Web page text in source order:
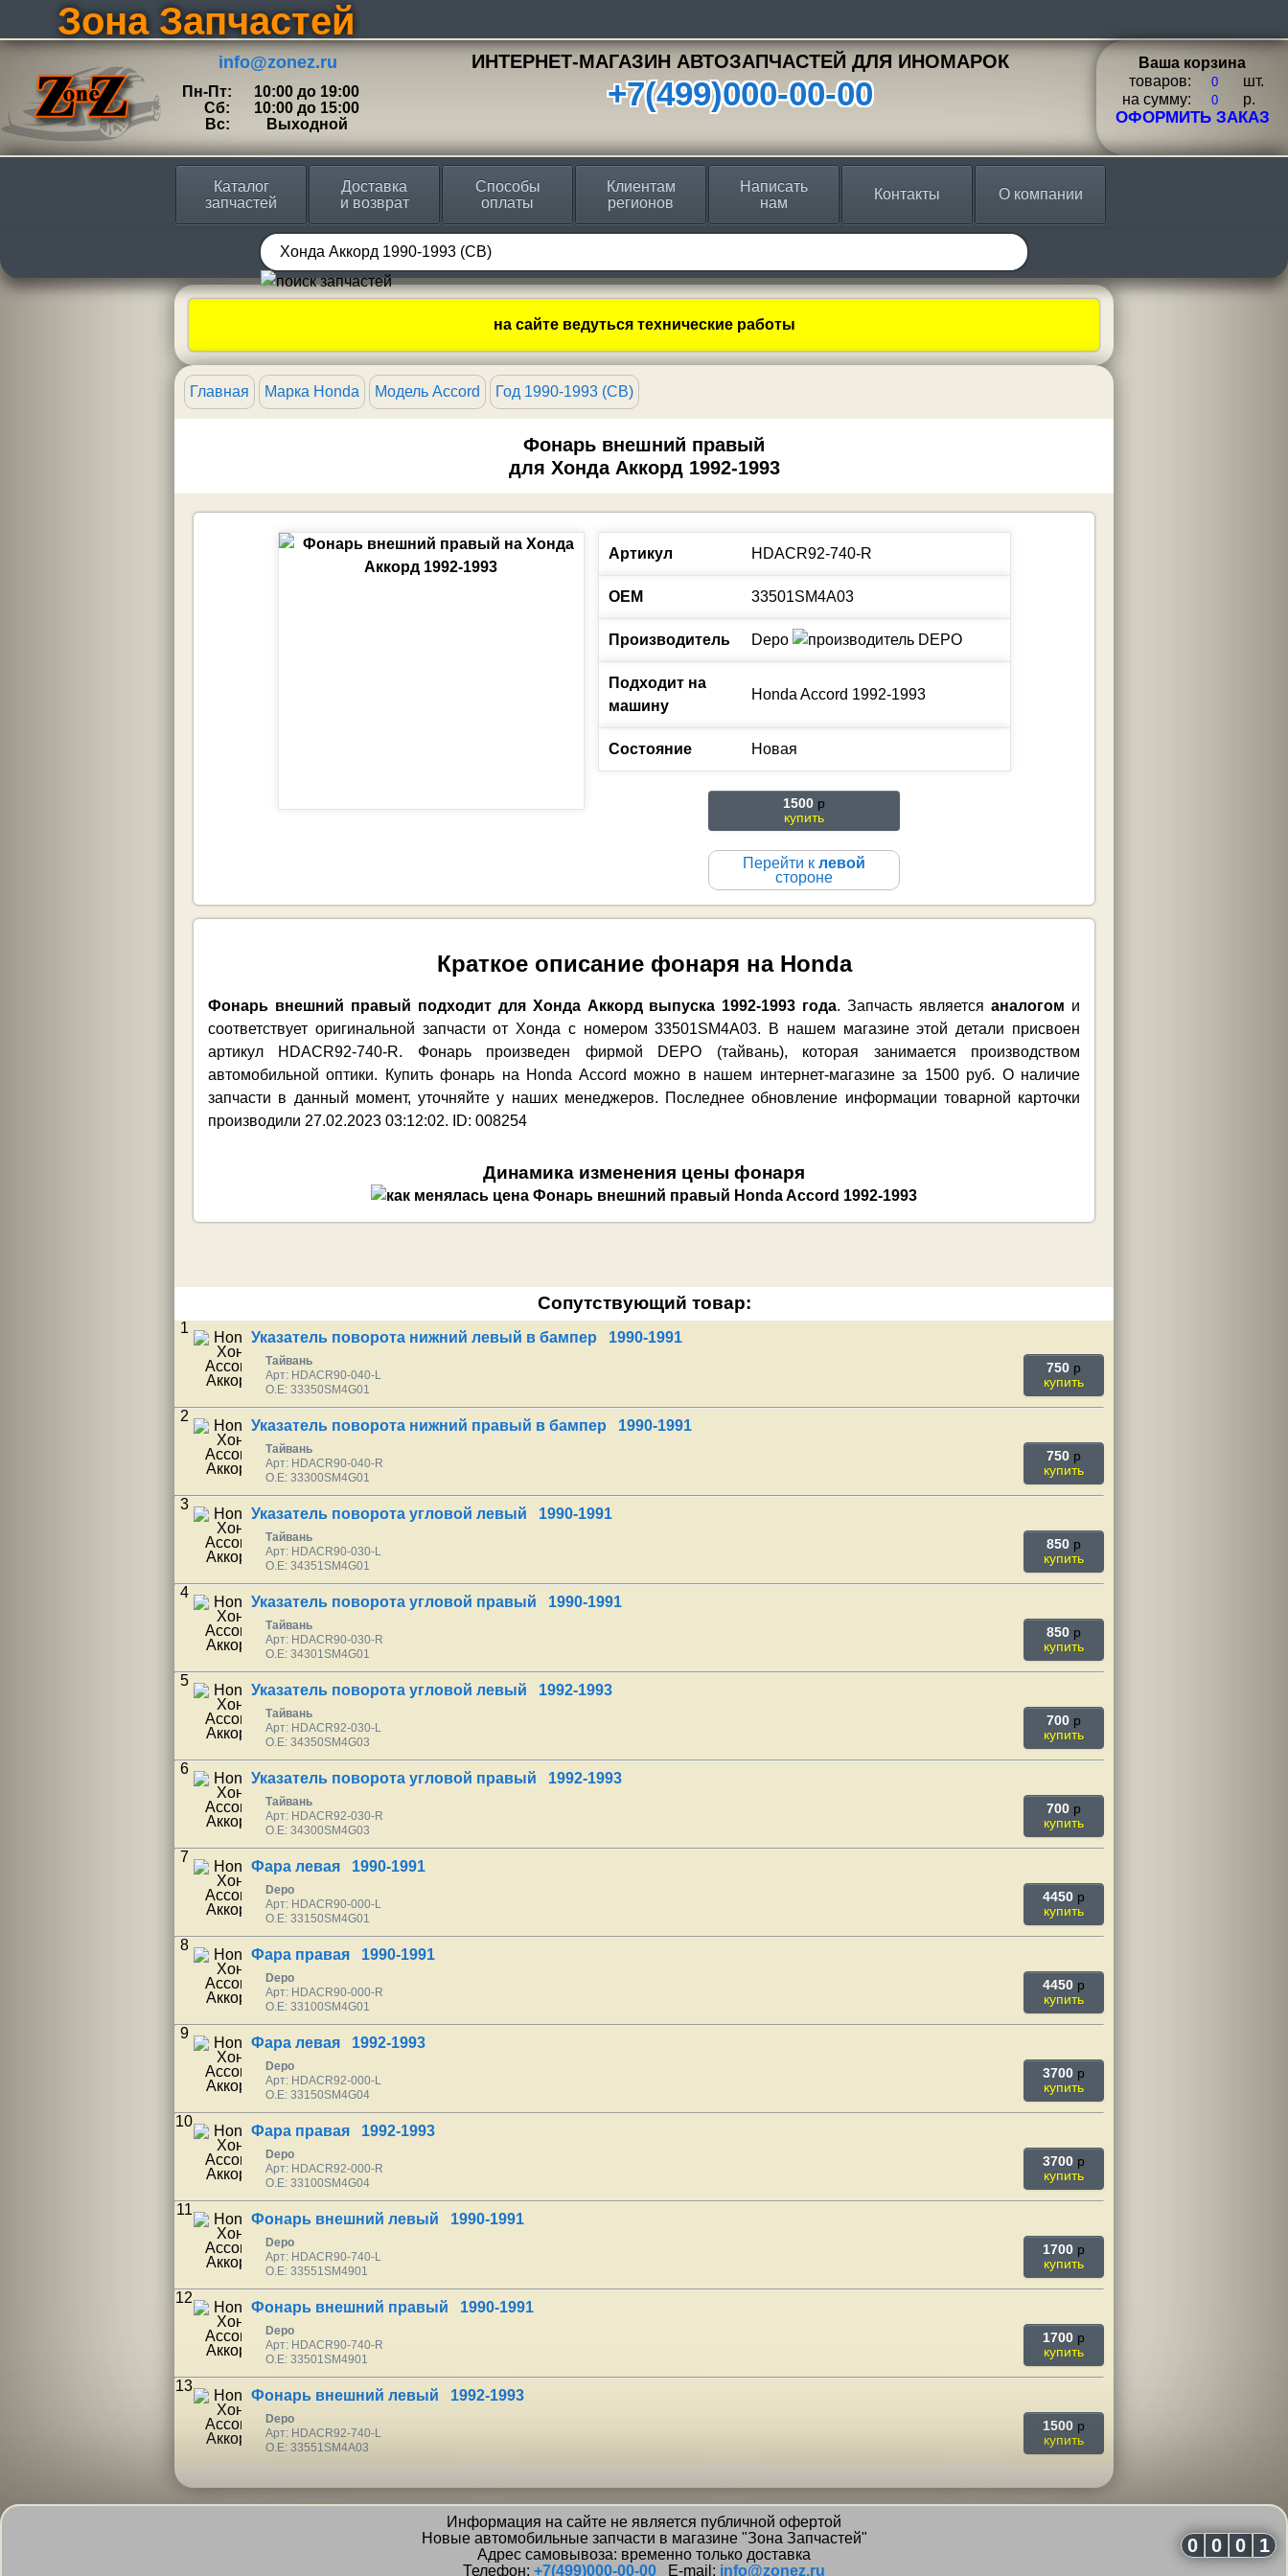
Зона Запчастей
info@zonez.ru
Пн-Пт:
Сб:
Вс:
10:00 до 19:00
10:00 до 15:00
Выходной
ИНТЕРНЕТ-МАГАЗИН АВТОЗАПЧАСТЕЙ ДЛЯ ИНОМАРОК
+7(499)000-00-00
Ваша корзина
товаров:
шт.
на сумму:
p.
ОФОРМИТЬ ЗАКАЗ
Каталог
запчастей
Доставка
и возврат
Способы
оплаты
Клиентам
регионов
Написать
нам
Контакты О компании
на сайте ведуться технические работы
Главная Марка Honda Модель Accord Год 1990-1993 (CB)
Фонарь внешний правый
для Хонда Аккорд 1992-1993
Артикул HDACR92-740-R
ОЕМ 33501SM4A03
Производитель Depo
Подходит на
машину
Honda Accord 1992-1993
Состояние Новая
1500 p
купить
Перейти к левой
стороне
Краткое описание фонаря на Honda
Фонарь внешний правый подходит для Хонда Аккорд выпуска 1992-1993 года. Запчасть являетсяаналогом и
соответствует оригинальной запчасти от Хонда с номером 33501SM4A03. В нашем магазине этой детали присвоен
артикул HDACR92-740-R. Фонарь произведен фирмой DEPO (тайвань), которая занимается производством
автомобильной оптики. Купить фонарь на Honda Accord можно в нашем интернет-магазине за 1500 руб. О наличие
запчасти в данный момент, уточняйте у наших менеджеров. Последнее обновление информации товарной карточки
производили 27.02.2023 03:12:02. ID: 008254
Динамика изменения цены фонаря
Сопутствующий товар:
1
Указатель поворота нижний левый в бампер 1990-1991
Тайвань
Арт: HDACR90-040-L
O.E: 33350SM4G01
750 p
купить
2
Указатель поворота нижний правый в бампер 1990-1991
Тайвань
Арт: HDACR90-040-R
O.E: 33300SM4G01
750 p
купить
3
Указатель поворота угловой левый 1990-1991
Тайвань
Арт: HDACR90-030-L
O.E: 34351SM4G01
850 p
купить
4
Указатель поворота угловой правый 1990-1991
Тайвань
Арт: HDACR90-030-R
O.E: 34301SM4G01
850 p
купить
5
Указатель поворота угловой левый 1992-1993
Тайвань
Арт: HDACR92-030-L
O.E: 34350SM4G03
700 p
купить
6
Указатель поворота угловой правый 1992-1993
Тайвань
Арт: HDACR92-030-R
O.E: 34300SM4G03
700 p
купить
7
Фара левая 1990-1991
Depo
Арт: HDACR90-000-L
O.E: 33150SM4G01
4450 p
купить
8
Фара правая 1990-1991
Depo
Арт: HDACR90-000-R
O.E: 33100SM4G01
4450 p
купить
9
Фара левая 1992-1993
Depo
Арт: HDACR92-000-L
O.E: 33150SM4G04
3700 p
купить
10
Фара правая 1992-1993
Depo
Арт: HDACR92-000-R
O.E: 33100SM4G04
3700 p
купить
11
Фонарь внешний левый 1990-1991
Depo
Арт: HDACR90-740-L
O.E: 33551SM4901
1700 p
купить
12
Фонарь внешний правый 1990-1991
Depo
Арт: HDACR90-740-R
O.E: 33501SM4901
1700 p
купить
13
Фонарь внешний левый 1992-1993
Depo
Арт: HDACR92-740-L
O.E: 33551SM4A03
1500 p
купить
Информация на сайте не является публичной офертой
Новые автомобильные запчасти в магазине "Зона Запчастей"
Адрес самовывоза: временно только доставка
Телефон: +7(499)000-00-00 E-mail: info@zonez.ru
0 0 0 1